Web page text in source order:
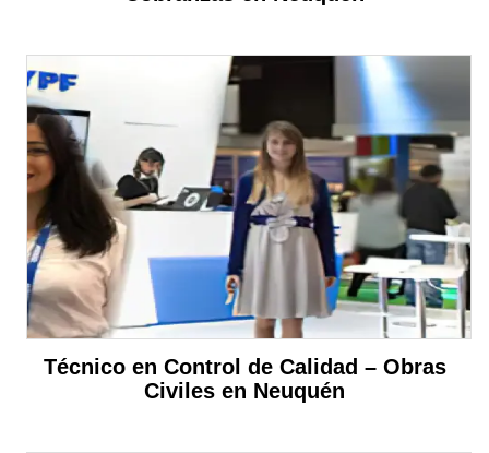
Técnico en Control de Calidad – Obras
Civiles en Neuquén